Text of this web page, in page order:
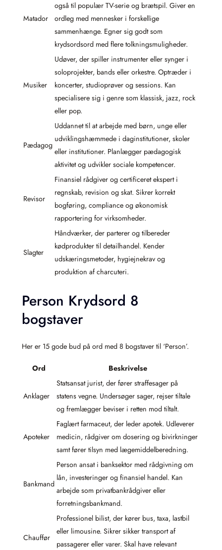
Matador
også til populær TV-serie og brætspil. Giver en
ordleg med mennesker i forskellige
sammenhænge. Egner sig godt som
krydsordsord med flere tolkningsmuligheder.
Musiker
Udøver, der spiller instrumenter eller synger i
soloprojekter, bands eller orkestre. Optræder i
koncerter, studioprøver og sessions. Kan
specialisere sig i genre som klassisk, jazz, rock
eller pop.
Pædagog
Uddannet til at arbejde med børn, unge eller
udviklingshæmmede i daginstitutioner, skoler
eller institutioner. Planlægger pædagogisk
aktivitet og udvikler sociale kompetencer.
Revisor
Finansiel rådgiver og certificeret ekspert i
regnskab, revision og skat. Sikrer korrekt
bogføring, compliance og økonomisk
rapportering for virksomheder.
Slagter
Håndværker, der parterer og tilbereder
kødprodukter til detailhandel. Kender
udskæringsmetoder, hygiejnekrav og
produktion af charcuteri.
Person Krydsord 8
bogstaver
Her er 15 gode bud på ord med 8 bogstaver til ‘Person’.
Ord Beskrivelse
Anklager
Statsansat jurist, der fører straffesager på
statens vegne. Undersøger sager, rejser tiltale
og fremlægger beviser i retten mod tiltalt.
Apoteker
Faglært farmaceut, der leder apotek. Udleverer
medicin, rådgiver om dosering og bivirkninger
samt fører tilsyn med lægemiddelberedning.
Bankmand
Person ansat i banksektor med rådgivning om
lån, investeringer og finansiel handel. Kan
arbejde som privatbankrådgiver eller
forretningsbankmand.
Chauffør
Professionel bilist, der kører bus, taxa, lastbil
eller limousine. Sikrer sikker transport af
passagerer eller varer. Skal have relevant